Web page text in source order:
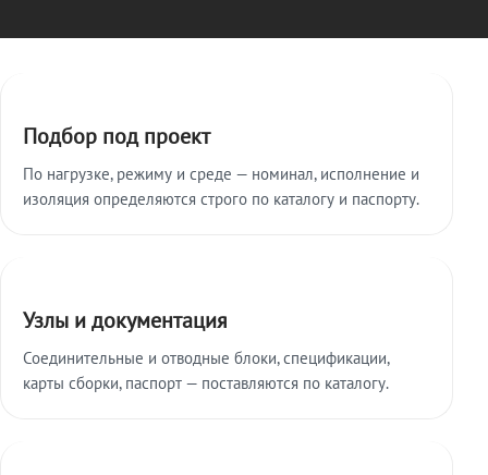
Подбор под проект
По нагрузке, режиму и среде — номинал, исполнение и
изоляция определяются строго по каталогу и паспорту.
Узлы и документация
Соединительные и отводные блоки, спецификации,
карты сборки, паспорт — поставляются по каталогу.